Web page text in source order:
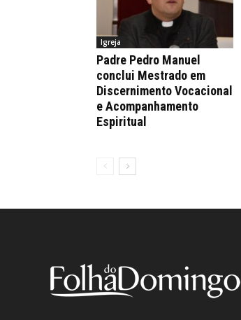
Igreja
Padre Pedro Manuel
conclui Mestrado em
Discernimento Vocacional
e Acompanhamento
Espiritual